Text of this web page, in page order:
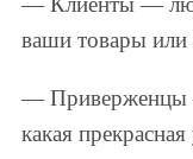
ваши товары
— Приверженцы
какая